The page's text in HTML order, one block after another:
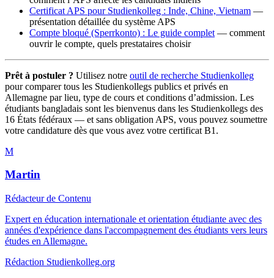
Certificat APS pour Studienkolleg : Inde, Chine, Vietnam —
présentation détaillée du système APS
Compte bloqué (Sperrkonto) : Le guide complet — comment
ouvrir le compte, quels prestataires choisir
Prêt à postuler ? Utilisez notre outil de recherche Studienkolleg
pour comparer tous les Studienkollegs publics et privés en
Allemagne par lieu, type de cours et conditions d’admission. Les
étudiants bangladais sont les bienvenus dans les Studienkollegs des
16 États fédéraux — et sans obligation APS, vous pouvez soumettre
votre candidature dès que vous avez votre certificat B1.
M
Martin
Rédacteur de Contenu
Expert en éducation internationale et orientation étudiante avec des
années d'expérience dans l'accompagnement des étudiants vers leurs
études en Allemagne.
Rédaction Studienkolleg.org